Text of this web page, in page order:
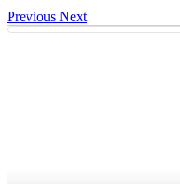
Previous Next